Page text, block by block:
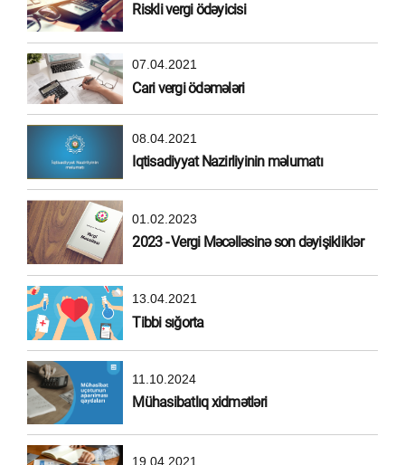
Riskli vergi ödəyicisi
07.04.2021
Cari vergi ödəmələri
08.04.2021
Iqtisadiyyat Nazirliyinin məlumatı
01.02.2023
2023 - Vergi Məcəlləsinə son dəyişikliklər
13.04.2021
Tibbi sığorta
11.10.2024
Mühasibatlıq xidmətləri
19.04.2021